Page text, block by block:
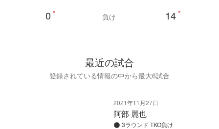
0 * 負け 14 *
最近の試合
登録されている情報の中から最大6試合
2021年11月27日
阿部 麗也
3ラウンド TKO負け